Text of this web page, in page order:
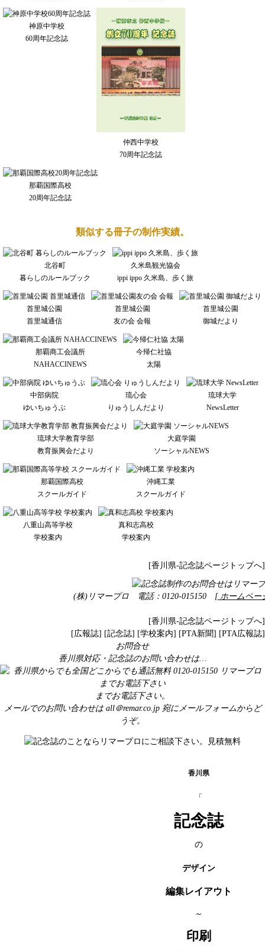
神原中学校
60周年記念誌
仲西中学校
70周年記念誌
那覇国際高校
20周年記念誌
類似する冊子の制作実績。
北谷町
暮らしのルールブック
久米島観光協会
ippi ippo 久米島、歩く旅
首里城公園
首里城通信
首里城公園
友の会 会報
首里城公園
御城だより
那覇商工会議所
NAHACCINEWS
今帰仁社協
太陽
中部病院
ゆいちゅうぶ
琉心会
りゅうしんだより
琉球大学
NewsLetter
琉球大学教育学部
教育振興会だより
大庭学園
ソーシャルNEWS
那覇国際高校
スクールガイド
沖縄工業
スクールガイド
八重山高等学校
学校案内
真和志高校
学校案内
[香川県-記念誌ページトップへ]
(株)リマープロ 電話：0120-015150 [ ホームペー
[香川県-記念誌ページトップへ]
[広報誌] [記念誌] [学校案内] [PTA新聞] [PTA広報誌]
お問合せ
香川県対応・記念誌のお問い合わせは…
までお電話下さい。
メールでのお問い合わせは all＠remar.co.jp 宛にメールフォームからど
うぞ。
香川県
「
記念誌
の
デザイン
編集レイアウト
～
印刷